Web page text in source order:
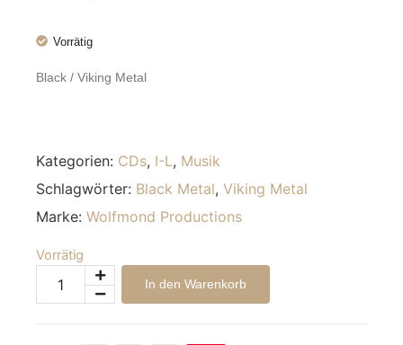
Vorrätig
Black / Viking Metal
Kategorien: CDs, I-L, Musik
Schlagwörter: Black Metal, Viking Metal
Marke: Wolfmond Productions
Vorrätig
In den Warenkorb
Alternative: